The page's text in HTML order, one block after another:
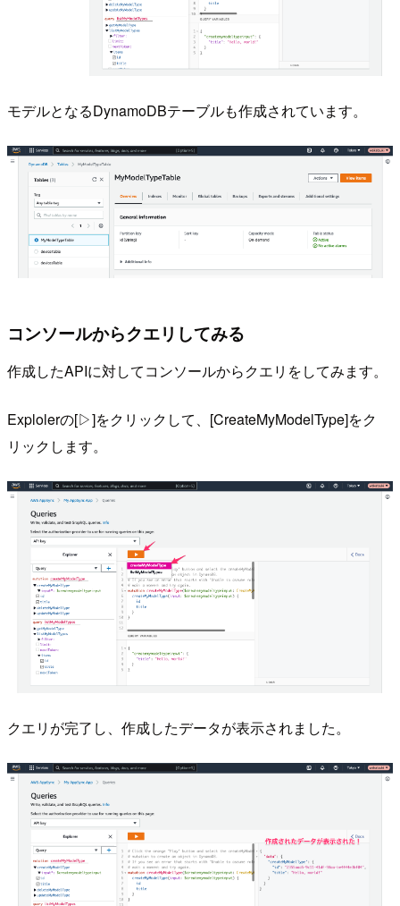
モデルとなるDynamoDBテーブルも作成されています。
コンソールからクエリしてみる
作成したAPIに対してコンソールからクエリをしてみます。
Explolerの[▷]をクリックして、[CreateMyModelType]をク
リックします。
クエリが完了し、作成したデータが表示されました。